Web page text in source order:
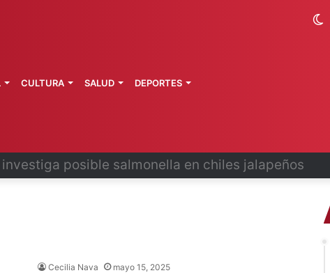
la última ruta de Kimberly Moya
CULTURA SALUD DEPORTES
Cecilia Nava mayo 15, 2025